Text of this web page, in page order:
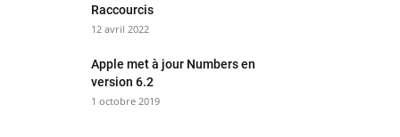
Raccourcis
12 avril 2022
Apple met à jour Numbers en
version 6.2
1 octobre 2019